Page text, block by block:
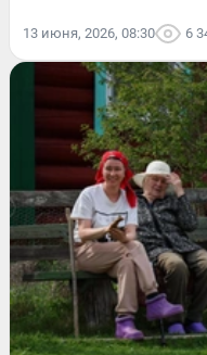
13 июня, 2026, 08:30 6